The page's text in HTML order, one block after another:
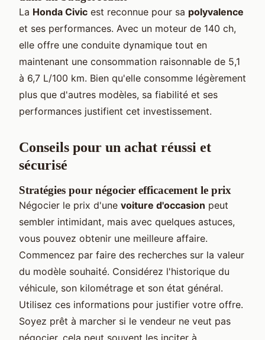
La Honda Civic est reconnue pour sa polyvalence
et ses performances. Avec un moteur de 140 ch,
elle offre une conduite dynamique tout en
maintenant une consommation raisonnable de 5,1
à 6,7 L/100 km. Bien qu'elle consomme légèrement
plus que d'autres modèles, sa fiabilité et ses
performances justifient cet investissement.
Conseils pour un achat réussi et
sécurisé
Stratégies pour négocier efficacement le prix
Négocier le prix d'une voiture d'occasion peut
sembler intimidant, mais avec quelques astuces,
vous pouvez obtenir une meilleure affaire.
Commencez par faire des recherches sur la valeur
du modèle souhaité. Considérez l'historique du
véhicule, son kilométrage et son état général.
Utilisez ces informations pour justifier votre offre.
Soyez prêt à marcher si le vendeur ne veut pas
négocier, cela peut souvent les inciter à